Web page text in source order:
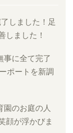
しました！足
しました！
事に全て完了
ポートを新調
園のお庭の人
顔が浮かびま